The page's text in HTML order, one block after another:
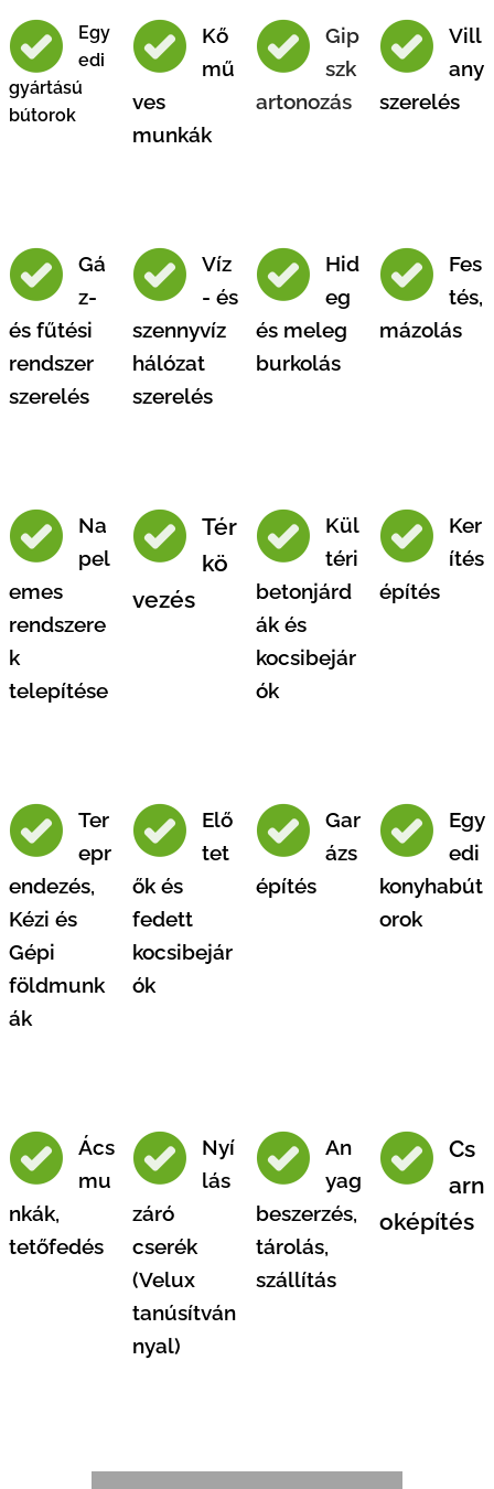
Egy
edi
gyártású
bútorok
Kő
mű
ves
munkák
Gip
szk
artonozás
Vill
any
szerelés
Gá
z-
és fűtési
rendszer
szerelés
Víz
- és
szennyvíz
hálózat
szerelés
Hid
eg
és meleg
burkolás
Fes
tés,
mázolás
Na
pel
emes
rendszere
k
telepítése
Tér
kö
vezés
Kül
téri
betonjárd
ák és
kocsibejár
ók
Ker
ítés
építés
Ter
epr
endezés,
Kézi és
Gépi
földmunk
ák
Elő
tet
ők és
fedett
kocsibejár
ók
Gar
ázs
építés
Egy
edi
konyhabút
orok
Ács
mu
nkák,
tetőfedés
Nyí
lás
záró
cserék
(Velux
tanúsítván
nyal)
An
yag
beszerzés,
tárolás,
szállítás
Cs
arn
oképítés